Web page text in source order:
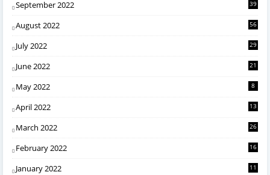
September 2022 39
August 2022 56
July 2022 29
June 2022 21
May 2022 8
April 2022 13
March 2022 26
February 2022 16
January 2022 11